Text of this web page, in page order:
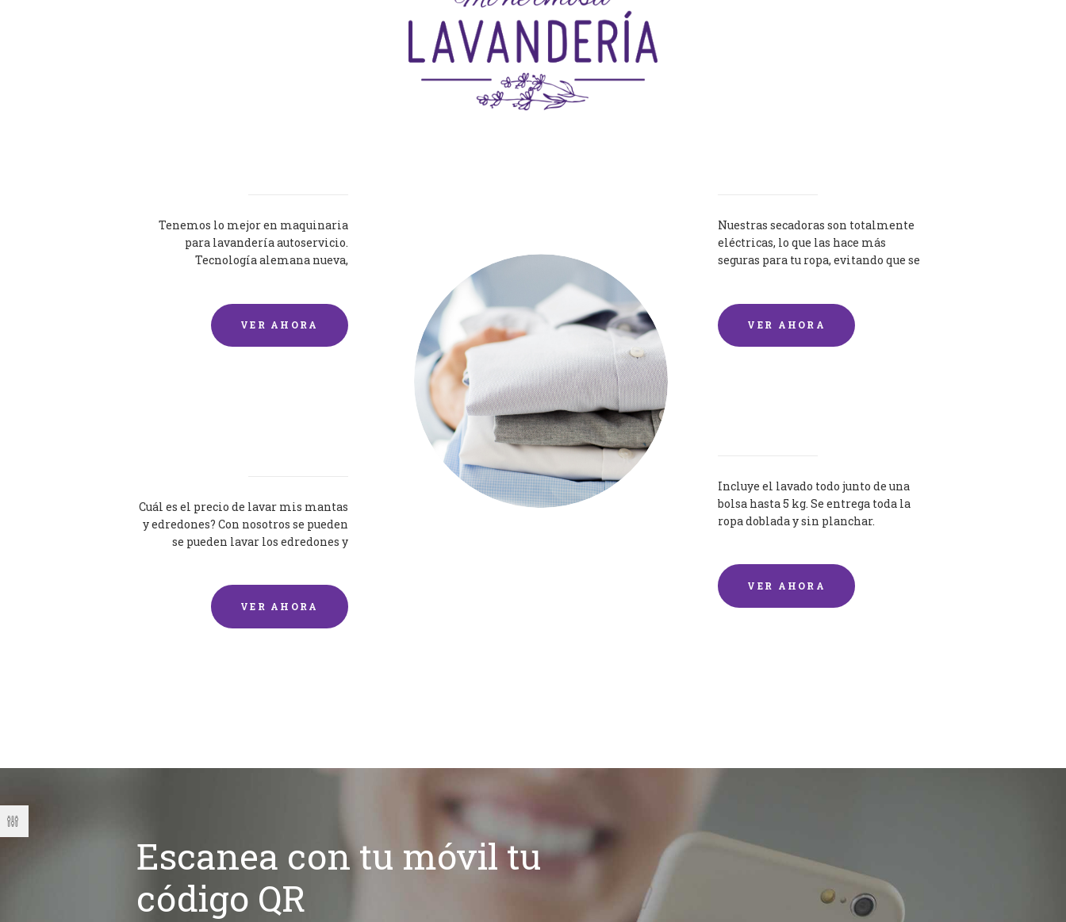
Tenemos lo mejor en maquinaria
para lavandería autoservicio.
Tecnología alemana nueva,
VER AHORA
Nuestras secadoras son totalmente
eléctricas, lo que las hace más
seguras para tu ropa, evitando que se
VER AHORA
Cuál es el precio de lavar mis mantas
y edredones? Con nosotros se pueden
se pueden lavar los edredones y
VER AHORA
Incluye el lavado todo junto de una
bolsa hasta 5 kg. Se entrega toda la
ropa doblada y sin planchar.
VER AHORA
Escanea con tu móvil tu
código QR